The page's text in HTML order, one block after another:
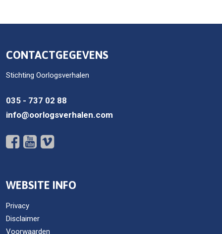
CONTACTGEGEVENS
Stichting Oorlogsverhalen
035 - 737 02 88
info@oorlogsverhalen.com
WEBSITE INFO
Privacy
Disclaimer
Voorwaarden